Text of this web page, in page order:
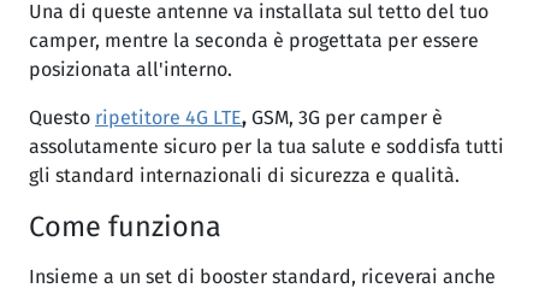
Una di queste antenne va installata sul tetto del tuo
camper, mentre la seconda è progettata per essere
posizionata all'interno.
Questo ripetitore 4G LTE, GSM, 3G per camper è
assolutamente sicuro per la tua salute e soddisfa tutti
gli standard internazionali di sicurezza e qualità.
Come funziona
Insieme a un set di booster standard, riceverai anche